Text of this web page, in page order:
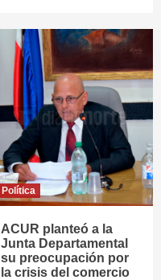
Política
ACUR planteó a la
Junta Departamental
su preocupación por
la crisis del comercio